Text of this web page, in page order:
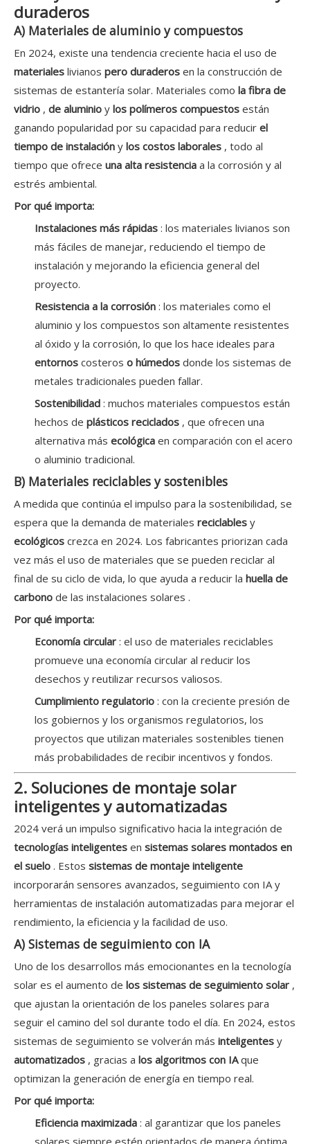
duraderos
A) Materiales de aluminio y compuestos
En 2024, existe una tendencia creciente hacia el uso de
materiales livianos pero duraderos en la construcción de
sistemas de estantería solar. Materiales como la fibra de
vidrio , de aluminio y los polímeros compuestos están
ganando popularidad por su capacidad para reducir el
tiempo de instalación y los costos laborales , todo al
tiempo que ofrece una alta resistencia a la corrosión y al
estrés ambiental.
Por qué importa:
Instalaciones más rápidas : los materiales livianos son
más fáciles de manejar, reduciendo el tiempo de
instalación y mejorando la eficiencia general del
proyecto.
Resistencia a la corrosión : los materiales como el
aluminio y los compuestos son altamente resistentes
al óxido y la corrosión, lo que los hace ideales para
entornos costeros o húmedos donde los sistemas de
metales tradicionales pueden fallar.
Sostenibilidad : muchos materiales compuestos están
hechos de plásticos reciclados , que ofrecen una
alternativa más ecológica en comparación con el acero
o aluminio tradicional.
B) Materiales reciclables y sostenibles
A medida que continúa el impulso para la sostenibilidad, se
espera que la demanda de materiales reciclables y
ecológicos crezca en 2024. Los fabricantes priorizan cada
vez más el uso de materiales que se pueden reciclar al
final de su ciclo de vida, lo que ayuda a reducir la huella de
carbono de las instalaciones solares .
Por qué importa:
Economía circular : el uso de materiales reciclables
promueve una economía circular al reducir los
desechos y reutilizar recursos valiosos.
Cumplimiento regulatorio : con la creciente presión de
los gobiernos y los organismos regulatorios, los
proyectos que utilizan materiales sostenibles tienen
más probabilidades de recibir incentivos y fondos.
2. Soluciones de montaje solar
inteligentes y automatizadas
2024 verá un impulso significativo hacia la integración de
tecnologías inteligentes en sistemas solares montados en
el suelo . Estos sistemas de montaje inteligente
incorporarán sensores avanzados, seguimiento con IA y
herramientas de instalación automatizadas para mejorar el
rendimiento, la eficiencia y la facilidad de uso.
A) Sistemas de seguimiento con IA
Uno de los desarrollos más emocionantes en la tecnología
solar es el aumento de los sistemas de seguimiento solar ,
que ajustan la orientación de los paneles solares para
seguir el camino del sol durante todo el día. En 2024, estos
sistemas de seguimiento se volverán más inteligentes y
automatizados , gracias a los algoritmos con IAque
optimizan la generación de energía en tiempo real.
Por qué importa:
Eficiencia maximizada : al garantizar que los paneles